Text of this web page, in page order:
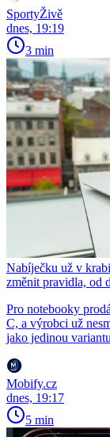
SportyŽivě
dnes, 19:19
3 min
Nabíječku už v
změnit pravidla, od
Pro notebooky
C, a výrobci už
jako jedinou
Mobify.cz
dnes, 19:17
5 min